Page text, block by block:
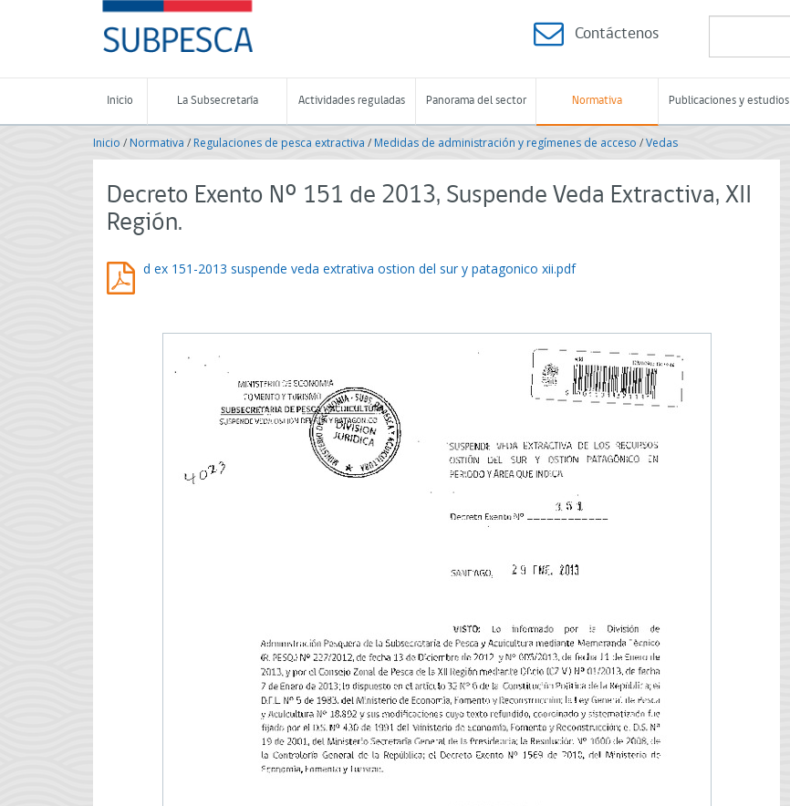
-
Subsecretaría
de
Pesca
Acuicultura
-
de
Chile
Contáctenos
Inicio La Subsecretaría Actividades reguladas Panorama del sector Normativa Publicaciones y estudios
Inicio /Normativa / Regulaciones de pesca extractiva /Medidas de administración y regímenes de acceso /Vedas
Decreto Exento Nº 151 de 2013, Suspende Veda Extractiva, XII
Región.
d ex 151-2013 suspende veda extrativa ostion del sur y patagonico xii.pdf